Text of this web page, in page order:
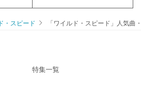
・スピード 「ワイルド・スピード」人気
特集一覧